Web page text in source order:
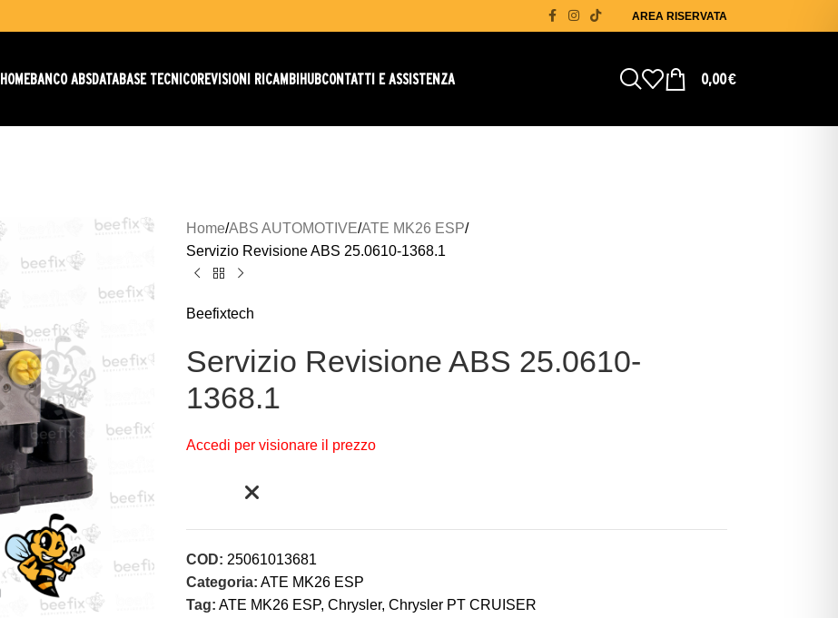
AREA RISERVATA
HOMEBANCO ABSDATABASE TECNICOREVISIONI RICAMBIHUBCONTATTI E ASSISTENZA 0,00€
Home ABS AUTOMOTIVE ATE MK26 ESP
Servizio Revisione ABS 25.0610-1368.1
Beefixtech
Servizio Revisione ABS 25.0610-
1368.1
Accedi per visionare il prezzo
COD: 25061013681
Categoria: ATE MK26 ESP
Tag: ATE MK26 ESP, Chrysler, Chrysler PT CRUISER